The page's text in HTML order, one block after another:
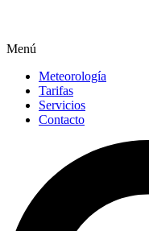
Menú
Meteorología
Tarifas
Servicios
Contacto